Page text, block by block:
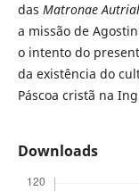
das Matronae
a missão de
o intento do
da existência do
Páscoa cristã na
Downloads